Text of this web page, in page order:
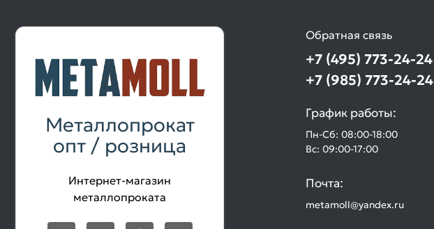
Металлопрокат
опт / розница
Интернет-магазин
металлопроката
Обратная связь
+7 (495) 773-24-24
+7 (985) 773-24-24
График работы:
Пн-Сб: 08:00-18:00
Вс: 09:00-17:00
Почта:
metamoll@yandex.ru